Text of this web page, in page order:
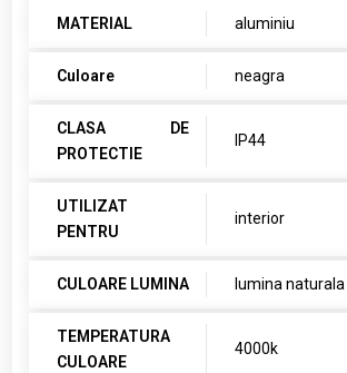
MATERIAL aluminiu
Culoare neagra
CLASA DE
PROTECTIE
IP44
UTILIZAT
PENTRU
interior
CULOARE LUMINA lumina naturala
TEMPERATURA
CULOARE
4000k